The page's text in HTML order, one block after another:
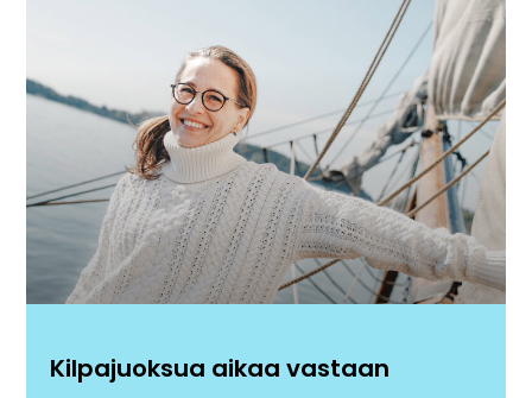
Kilpajuoksua aikaa vastaan